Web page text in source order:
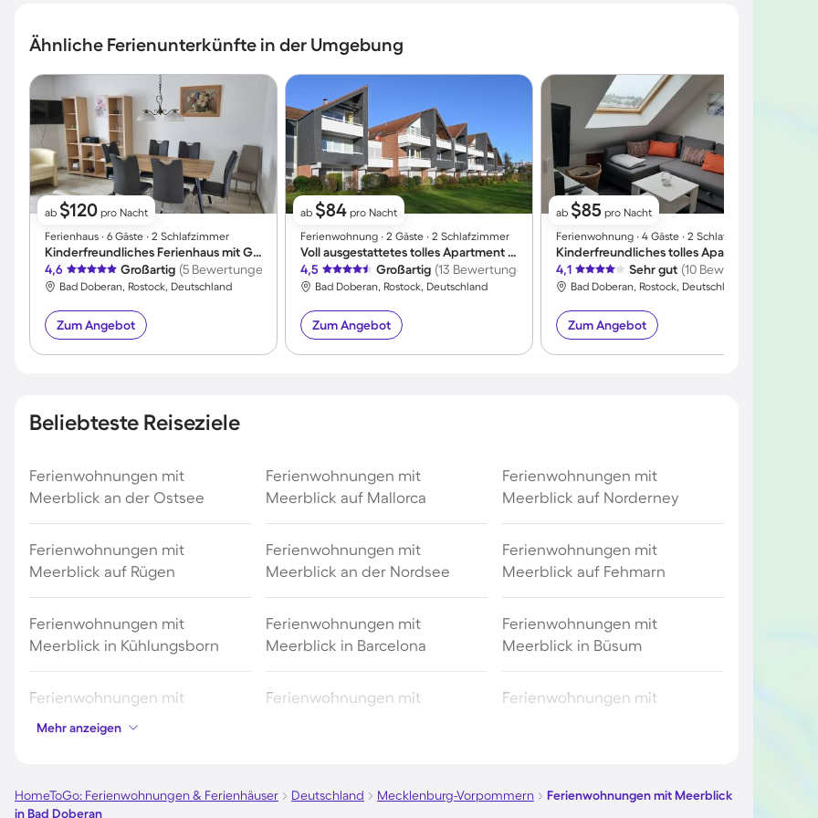
Ähnliche Ferienunterkünfte in der Umgebung
ab $120 pro Nacht
Ferienhaus ∙ 6 Gäste ∙ 2 Schlafzimmer
Kinderfreundliches Ferienhaus mit Grill, Terrasse und Garten | Haustiere sind willkommen
4,6
Großartig (5 Bewertungen)
Bad Doberan, Rostock, Deutschland
Zum Angebot
ab $84 pro Nacht
Ferienwohnung ∙ 2 Gäste ∙ 2 Schlafzimmer
Voll ausgestattetes tolles Apartment | Nah am Strand
4,5
Großartig (13 Bewertungen)
Bad Doberan, Rostock, Deutschland
Zum Angebot
ab $85 pro Nacht
Ferienwohnung ∙ 4 Gäste ∙ 2 Schlafzimmer
4,1
Sehr gut (10 Bewertungen)
Bad Doberan, Rostock, Deutschland
Zum Angebot
Beliebteste Reiseziele
Ferienwohnungen mit
Meerblick an der Ostsee
Ferienwohnungen mit
Meerblick auf Mallorca
Ferienwohnungen mit
Meerblick auf Norderney
Ferienwohnungen mit
Meerblick auf Rügen
Ferienwohnungen mit
Meerblick an der Nordsee
Ferienwohnungen mit
Meerblick auf Fehmarn
Ferienwohnungen mit
Meerblick in Kühlungsborn
Ferienwohnungen mit
Meerblick in Barcelona
Ferienwohnungen mit
Meerblick in Büsum
Ferienwohnungen mit
Meerblick in Warnemünde
Ferienwohnungen mit
Ferienwohnungen mit
Meerblick in Grömitz
Meerblick in Timmendorfer
Meerblick in Travemünde
Mehr anzeigen
HomeToGo: Ferienwohnungen & Ferienhäuser Deutschland Mecklenburg-Vorpommern
Ferienwohnungen mit Meerblick
in Bad Doberan